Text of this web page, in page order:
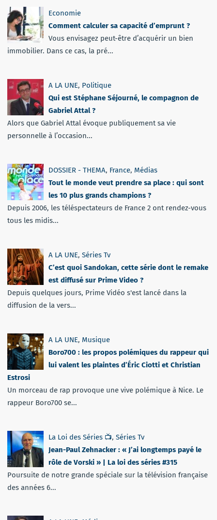
Economie
Comment calculer sa capacité d’emprunt ?
Vous envisagez peut-être d’acquérir un bien
immobilier. Dans ce cas, la pré...
A LA UNE, Politique
Qui est Stéphane Séjourné, le compagnon de
Gabriel Attal ?
Alors que Gabriel Attal évoque publiquement sa vie
personnelle à l’occasion...
DOSSIER - THEMA, France, Médias
Tout le monde veut prendre sa place : qui sont
les 10 plus grands champions ?
Depuis 2006, les téléspectateurs de France 2 ont rendez-vous
tous les midis...
A LA UNE, Séries Tv
C’est quoi Sandokan, cette série dont le remake
est diffusé sur Prime Video ?
Depuis quelques jours, Prime Vidéo s'est lancé dans la
diffusion de la vers...
A LA UNE, Musique
Boro700 : les propos polémiques du rappeur qui
lui valent les plaintes d’Éric Ciotti et Christian
Estrosi
Un morceau de rap provoque une vive polémique à Nice. Le
rappeur Boro700 se...
La Loi des Séries 📺, Séries Tv
Jean-Paul Zehnacker : « J’ai longtemps payé le
rôle de Vorski » | La loi des séries #315
Poursuite de notre grande spéciale sur la télévision française
des années 6...